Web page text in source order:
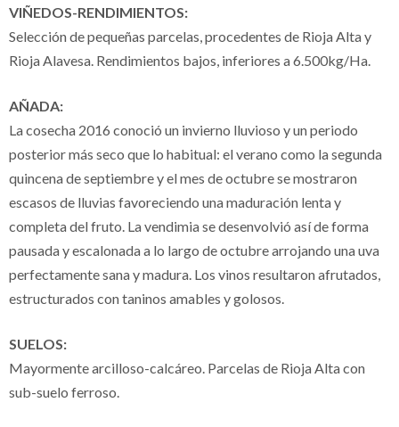
VIÑEDOS-RENDIMIENTOS:
Selección de pequeñas parcelas, procedentes de Rioja Alta y
Rioja Alavesa. Rendimientos bajos, inferiores a 6.500kg/Ha.
AÑADA:
La cosecha 2016 conoció un invierno lluvioso y un periodo
posterior más seco que lo habitual: el verano como la segunda
quincena de septiembre y el mes de octubre se mostraron
escasos de lluvias favoreciendo una maduración lenta y
completa del fruto. La vendimia se desenvolvió así de forma
pausada y escalonada a lo largo de octubre arrojando una uva
perfectamente sana y madura. Los vinos resultaron afrutados,
estructurados con taninos amables y golosos.
SUELOS:
Mayormente arcilloso-calcáreo. Parcelas de Rioja Alta con
sub-suelo ferroso.